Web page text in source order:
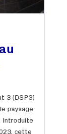
3 (DSP3)
paysage
Introduite
cette